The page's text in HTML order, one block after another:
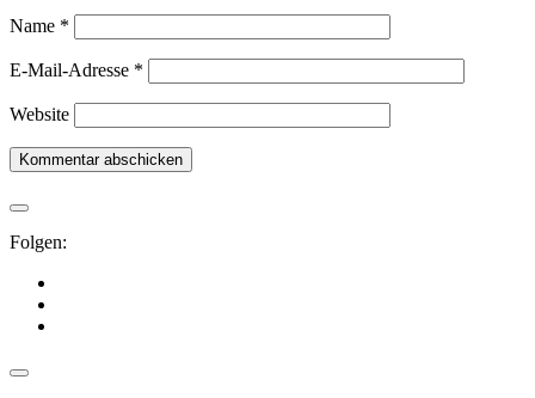
Name *
E-Mail-Adresse *
Website
Folgen: